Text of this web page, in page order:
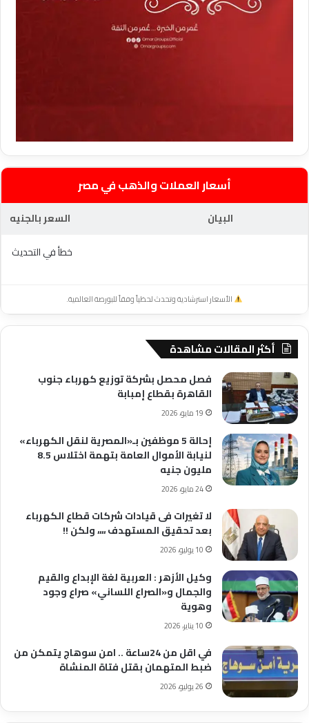
أسعار العملات والذهب في مصر
البيان
السعر بالجنيه
خطأ في التحديث
الأسعار استرشادية وتحدث لحظياً وفقاً للبورصة العالمية.
أكثر المقالات مشاهدة
فصل محصل بشركة توزيع كهرباء جنوب
القاهرة بقطاع إمبابة
19 مايو، 2026
إحالة 5 موظفين بـ«المصرية لنقل الكهرباء»
لنيابة الأموال العامة بتهمة اختلاس 8.5
مليون جنيه
24 مايو، 2026
لا تغيرات فى قيادات شركات قطاع الكهرباء
بعد تحقيق المستهدف ،،،، ولكن !!
10 يوليو، 2026
وكيل الأزهر : العربية لغة الإبداع والقيم
والجمال و«الصراع اللساني» صراع وجود
وهوية
10 يناير، 2026
في اقل من 24ساعة .. امن سوهاج يتمكن من
ضبط المتهمان بقتل فتاة المنشاة
26 يوليو، 2026